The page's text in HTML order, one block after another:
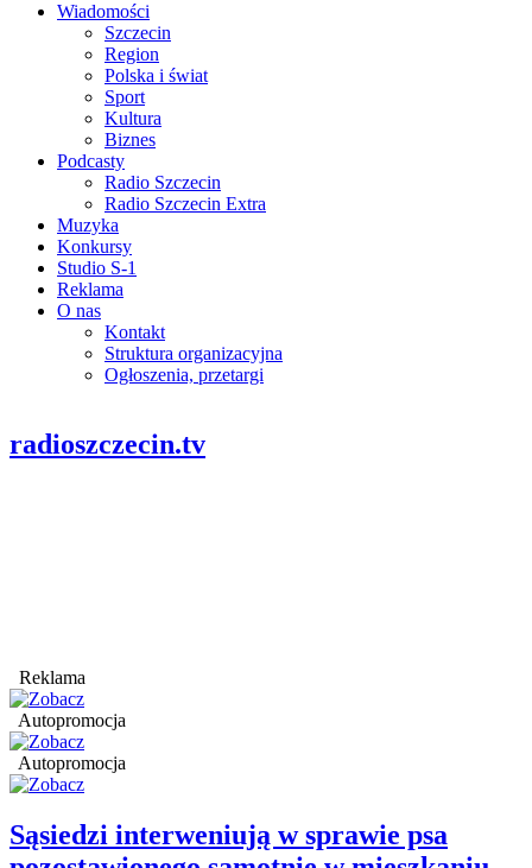
Wiadomości
Szczecin
Region
Polska i świat
Sport
Kultura
Biznes
Podcasty
Radio Szczecin
Radio Szczecin Extra
Muzyka
Konkursy
Studio S-1
Reklama
O nas
Kontakt
Struktura organizacyjna
Ogłoszenia, przetargi
radioszczecin.tv
Reklama
Autopromocja
Autopromocja
Sąsiedzi interweniują w sprawie psa